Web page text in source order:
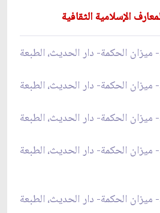
الإسلامية الثقافية
ميزان الحكمة- دار الحديث، الطبعة
ميزان الحكمة- دار الحديث، الطبعة
ميزان الحكمة- دار الحديث، الطبعة
ميزان الحكمة- دار الحديث، الطبعة
ميزان الحكمة- دار الحديث، الطبعة